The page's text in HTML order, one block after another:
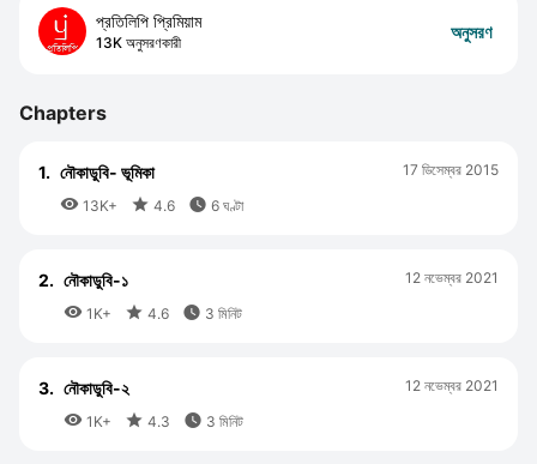
প্রতিলিপি প্রিমিয়াম
13K অনুসরণকারী
অনুসরণ
Chapters
1. নৌকাডুবি- ভূমিকা
 13K+  4.6  6 ঘণ্টা
17 ডিসেম্বর 2015
2. নৌকাডুবি-১
 1K+  4.6  3 মিনিট
12 নভেম্বর 2021
3. নৌকাডুবি-২
 1K+  4.3  3 মিনিট
12 নভেম্বর 2021